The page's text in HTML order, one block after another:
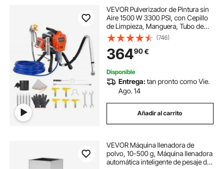
VEVOR Pulverizador de Pintura sin
Aire 1500 W 3300 PSI, con Cepillo
de Limpieza, Manguera, Tubo de
Extensión, Boquillas, Máquina de
Pintura Airless para Apartamentos,
Instalaciones Industriales
(746)
36490€
Disponible
Entrega:tan pronto como Vie.
Ago. 14
Añadir al carrito
VEVOR Máquina llenadora de
polvo, 10-500 g, Máquina llenadora
automática inteligente de pesaje de